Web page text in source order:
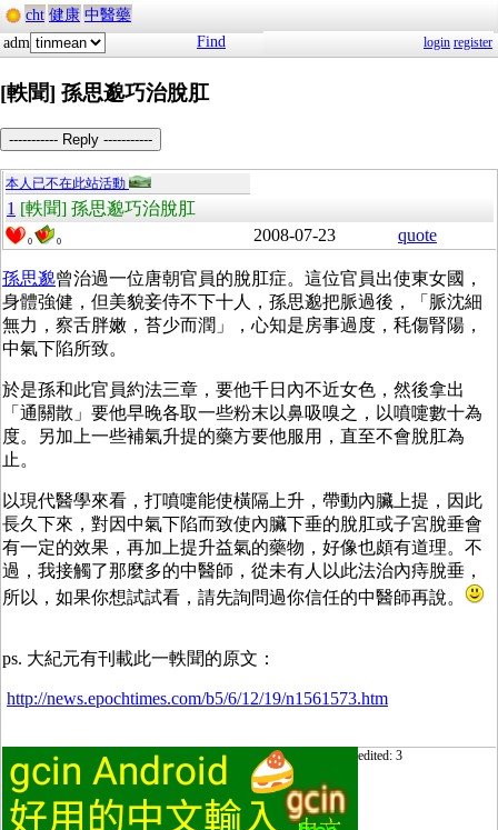
cht 健康 中醫藥
adm
Find login register
[軼聞] 孫思邈巧治脫肛
----------- Reply -----------
本人已不在此站活動
1 [軼聞] 孫思邈巧治脫肛
0 0 2008-07-23 quote
孫思邈曾治過一位唐朝官員的脫肛症。這位官員出使東女國，
身體強健，但美貌妾侍不下十人，孫思邈把脈過後，「脈沈細
無力，察舌胖嫩，苔少而潤」，心知是房事過度，秏傷腎陽，
中氣下陷所致。
於是孫和此官員約法三章，要他千日內不近女色，然後拿出
「通關散」要他早晚各取一些粉末以鼻吸嗅之，以噴嚏數十為
度。另加上一些補氣升提的藥方要他服用，直至不會脫肛為
止。
以現代醫學來看，打噴嚏能使橫隔上升，帶動內臟上提，因此
長久下來，對因中氣下陷而致使內臟下垂的脫肛或子宮脫垂會
有一定的效果，再加上提升益氣的藥物，好像也頗有道理。不
過，我接觸了那麼多的中醫師，從未有人以此法治內痔脫垂，
所以，如果你想試試看，請先詢問過你信任的中醫師再說。
ps. 大紀元有刊載此一軼聞的原文：
http://news.epochtimes.com/b5/6/12/19/n1561573.htm
edited: 3